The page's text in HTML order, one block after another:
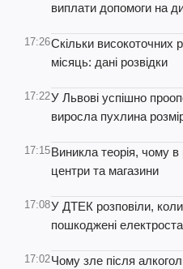
виплати допомоги на
17:26Скільки високоточних
місяць: дані розвідки
17:22У Львові успішно
виросла пухлина
17:15Виникла теорія, чому в
центри та магазини
17:08У ДТЕК розповіли,
пошкоджені
17:02Чому зле після